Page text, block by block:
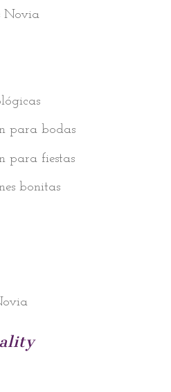
Novia
para bodas
para fiestas
bonitas